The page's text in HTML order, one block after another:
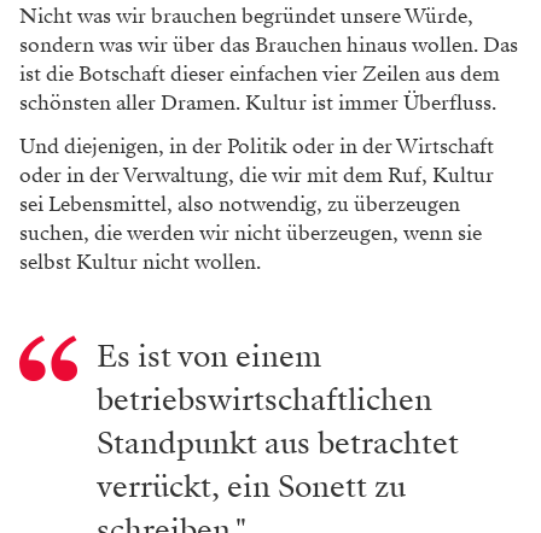
Nicht was wir brauchen begründet unsere Würde,
sondern was wir über das Brauchen hinaus wollen. Das
ist die Botschaft dieser einfachen vier Zeilen aus dem
schönsten aller Dramen. Kultur ist immer Überfluss.
Und diejenigen, in der Politik oder in der Wirtschaft
oder in der Verwaltung, die wir mit dem Ruf, Kultur
sei Lebensmittel, also notwendig, zu überzeugen
suchen, die werden wir nicht überzeugen, wenn sie
selbst Kultur nicht wollen.
Es ist von einem
betriebswirtschaftlichen
Standpunkt aus betrachtet
verrückt, ein Sonett zu